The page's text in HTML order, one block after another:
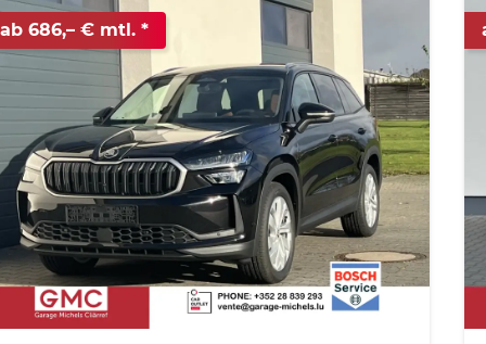
ab 686,– € mtl.